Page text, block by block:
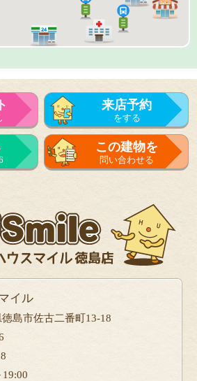
来店予約
をする
来店予約
をする
この建物を
問い合わせる
イル
島市佐古二番町13-18